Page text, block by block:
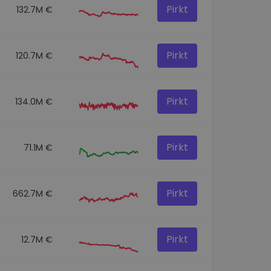
132.7M € Pirkt
120.7M € Pirkt
134.0M € Pirkt
71.1M € Pirkt
662.7M € Pirkt
12.7M € Pirkt